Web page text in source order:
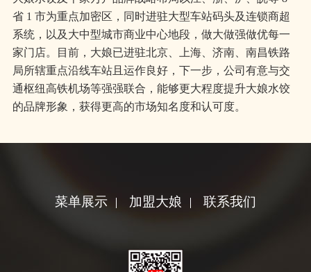
省 1 市为重点加密区，同时进驻大型车站码头及连锁商超
系统，以及大中型城市商业中心地段，做大做强做优每一
家门店。目前，大娘已进驻北京、上海、济南、南昌铁路
局所辖重点沿线车站且运作良好，下一步，公司有意与交
通枢纽高铁机场等强强联合，能够更大程度提升大娘水饺
的品牌形象，获得更高的市场知名度和认可度。
菜单展示 加盟大娘 联系我们